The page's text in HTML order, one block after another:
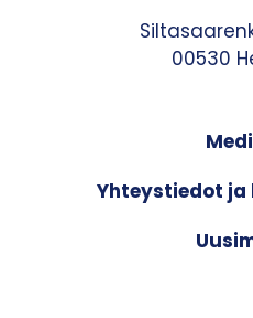
00530
Yhteystiedot